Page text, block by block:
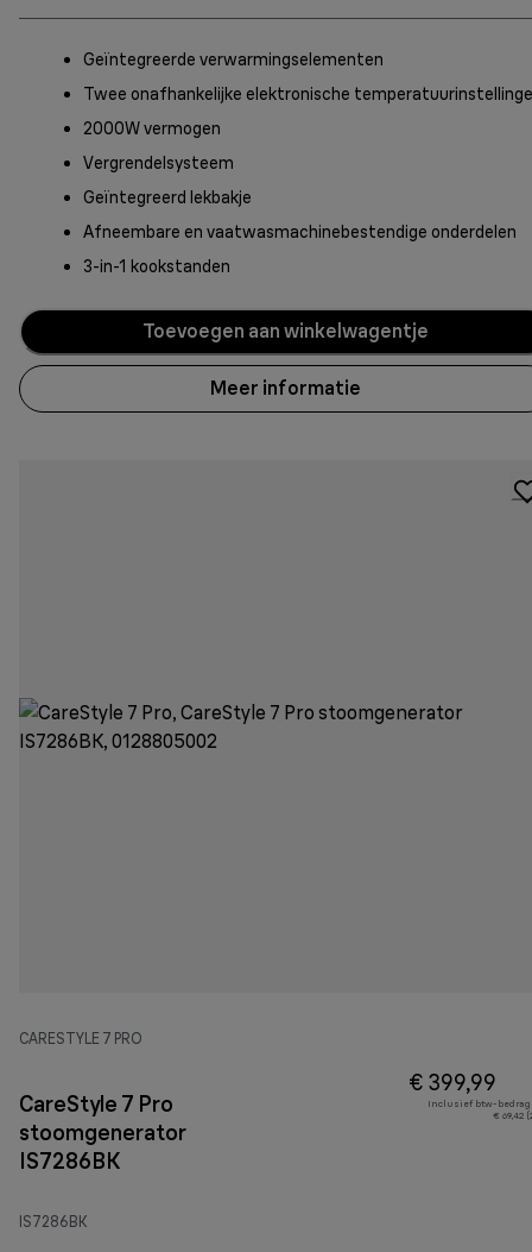
Geïntegreerde verwarmingselementen
Twee onafhankelijke elektronische
2000W vermogen
Vergrendelsysteem
Geïntegreerd lekbakje
Afneembare en vaatwasmachinebestendige onderdelen
3-in-1 kookstanden
Toevoegen aan winkelwagentje
Meer informatie
CARESTYLE 7 PRO
CareStyle 7 Pro
stoomgenerator
IS7286BK
IS7286BK
€ 399,99
Inclusief btw-bedrag
€ 69,42